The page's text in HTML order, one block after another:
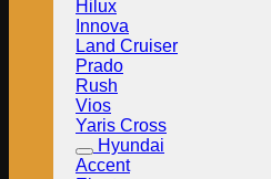
Hilux
Innova
Land Cruiser
Prado
Rush
Vios
Yaris Cross
Hyundai
Accent